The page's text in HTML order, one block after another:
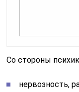
Со стороны
нервозность,